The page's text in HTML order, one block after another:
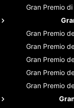
Gran Premio
Gran Premio
Gran Premio
Gran Premio
Gran Premio
Gran Premio